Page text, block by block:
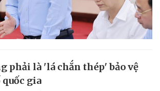
phải là 'lá chắn thép' bảo vệ
gia